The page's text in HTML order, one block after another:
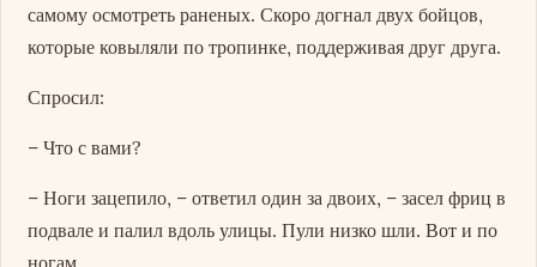
самому осмотреть раненых. Скоро догнал двух бойцов,
которые ковыляли по тропинке, поддерживая друг друга.
Спросил:
– Что с вами?
– Ноги зацепило, – ответил один за двоих, – засел фриц в
подвале и палил вдоль улицы. Пули низко шли. Вот и по